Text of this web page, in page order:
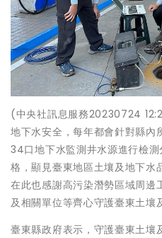
(中央社訊息服務20230724
地下水安全，每年都會針對縣內
34口地下水監測井水源進行檢
格，顯見臺東地區土壤及地下水
在此也感謝高污染潛勢區域周邊
及相關單位等齊心守護臺東土壤
臺東縣政府表示，守護臺東土壤